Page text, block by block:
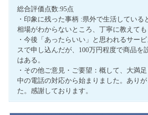
総合評価点数:95点
・印象に残った事柄 :県外で生活している
相場がわからないところ、丁寧に教えても
・今後「あったらいい」と思われるサー
スで申し込んだが、100万円程度で商品を
はある。
・その他ご意見・ご要望：概して、大満
中の電話の対応から始まりました。あり
た。感謝しております。